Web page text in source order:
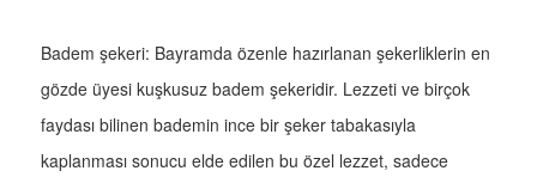
Badem şekeri: Bayramda özenle hazırlanan şekerliklerin en
gözde üyesi kuşkusuz badem şekeridir. Lezzeti ve birçok
faydası bilinen bademin ince bir şeker tabakasıyla
kaplanması sonucu elde edilen bu özel lezzet, sadece